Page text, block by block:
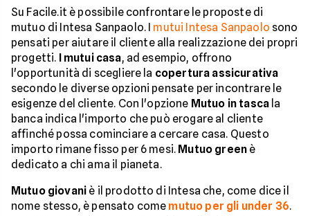
Su Facile.it è possibile confrontare le proposte di
mutuo di Intesa Sanpaolo. I mutui Intesa Sanpaolo sono
pensati per aiutare il cliente alla realizzazione dei propri
progetti. I mutui casa, ad esempio, offrono
l'opportunità di scegliere la copertura assicurativa
secondo le diverse opzioni pensate per incontrare le
esigenze del cliente. Con l'opzione Mutuo in tasca la
banca indica l'importo che può erogare al cliente
affinché possa cominciare a cercare casa. Questo
importo rimane fisso per 6 mesi. Mutuo green è
dedicato a chi ama il pianeta.
Mutuo giovani è il prodotto di Intesa che, come dice il
nome stesso, è pensato come mutuo per gli under 36.